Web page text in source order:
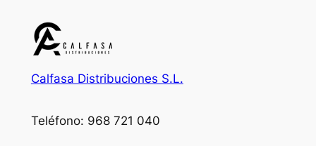
Calfasa Distribuciones S.L.
Teléfono: 968 721 040